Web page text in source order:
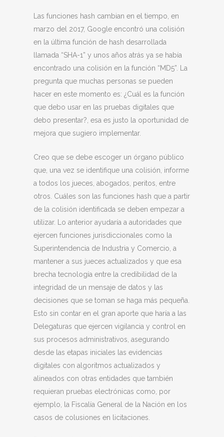
Las funciones hash cambian en el tiempo, en
marzo del 2017, Google encontró una colisión
en la última función de hash desarrollada
llamada “SHA-1” y unos años atrás ya se había
encontrado una colisión en la función “MD5”. La
pregunta que muchas personas se pueden
hacer en este momento es: ¿Cuál es la función
que debo usar en las pruebas digitales que
debo presentar?, esa es justo la oportunidad de
mejora que sugiero implementar.
Creo que se debe escoger un órgano público
que, una vez se identifique una colisión, informe
a todos los jueces, abogados, peritos, entre
otros. Cuáles son las funciones hash que a partir
de la colisión identificada se deben empezar a
utilizar. Lo anterior ayudaría a autoridades que
ejercen funciones jurisdiccionales como la
Superintendencia de Industria y Comercio, a
mantener a sus jueces actualizados y que esa
brecha tecnología entre la credibilidad de la
integridad de un mensaje de datos y las
decisiones que se toman se haga más pequeña.
Esto sin contar en el gran aporte que haría a las
Delegaturas que ejercen vigilancia y control en
sus procesos administrativos, asegurando
desde las etapas iniciales las evidencias
digitales con algoritmos actualizados y
alineados con otras entidades que también
requieran pruebas electrónicas como, por
ejemplo, la Fiscalía General de la Nación en los
casos de colusiones en licitaciones.